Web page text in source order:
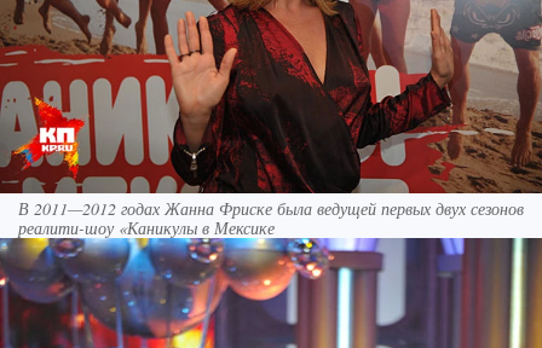
В 2011—2012 годах Жанна Фриске была ведущей первых двух сезонов
реалити-шоу «Каникулы в Мексике